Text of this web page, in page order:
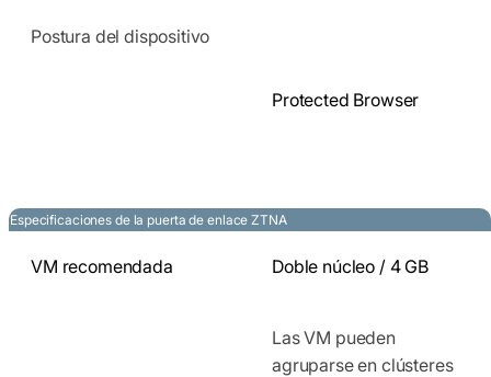
Postura del dispositivo
Protected Browser
Especificaciones de la puerta de enlace ZTNA
VM recomendada Doble núcleo / 4 GB
Las VM pueden
agruparse en clústeres